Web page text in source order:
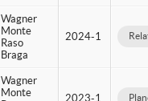
Wagner
Monte
Raso
Braga
2024-1
Wagner
Monte
2023-1